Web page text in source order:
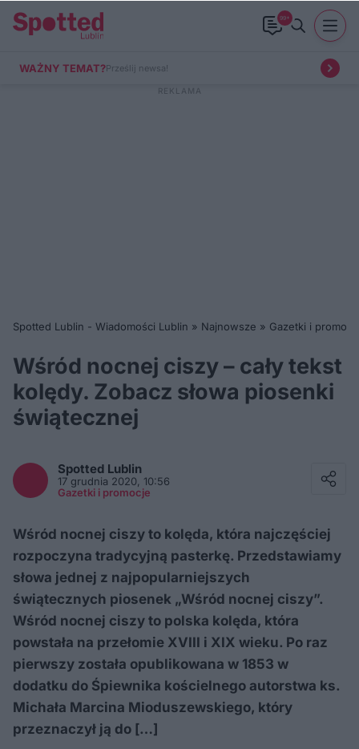
99+
WAŻNY TEMAT?Prześlij newsa!
Spotted Lublin - Wiadomości Lublin » Najnowsze » Gazetki i
Wśród nocnej ciszy – cały tekst
kolędy. Zobacz słowa piosenki
świątecznej
Spotted Lublin
17 grudnia 2020, 10:56
Gazetki i promocje
Wśród nocnej ciszy to kolęda, która najczęściej
rozpoczyna tradycyjną pasterkę. Przedstawiamy
słowa jednej z najpopularniejszych
świątecznych piosenek „Wśród nocnej ciszy”.
Wśród nocnej ciszy to polska kolęda, która
powstała na przełomie XVIII i XIX wieku. Po raz
pierwszy została opublikowana w 1853 w
dodatku do Śpiewnika kościelnego autorstwa ks.
Michała Marcina Mioduszewskiego, który
przeznaczył ją do […]